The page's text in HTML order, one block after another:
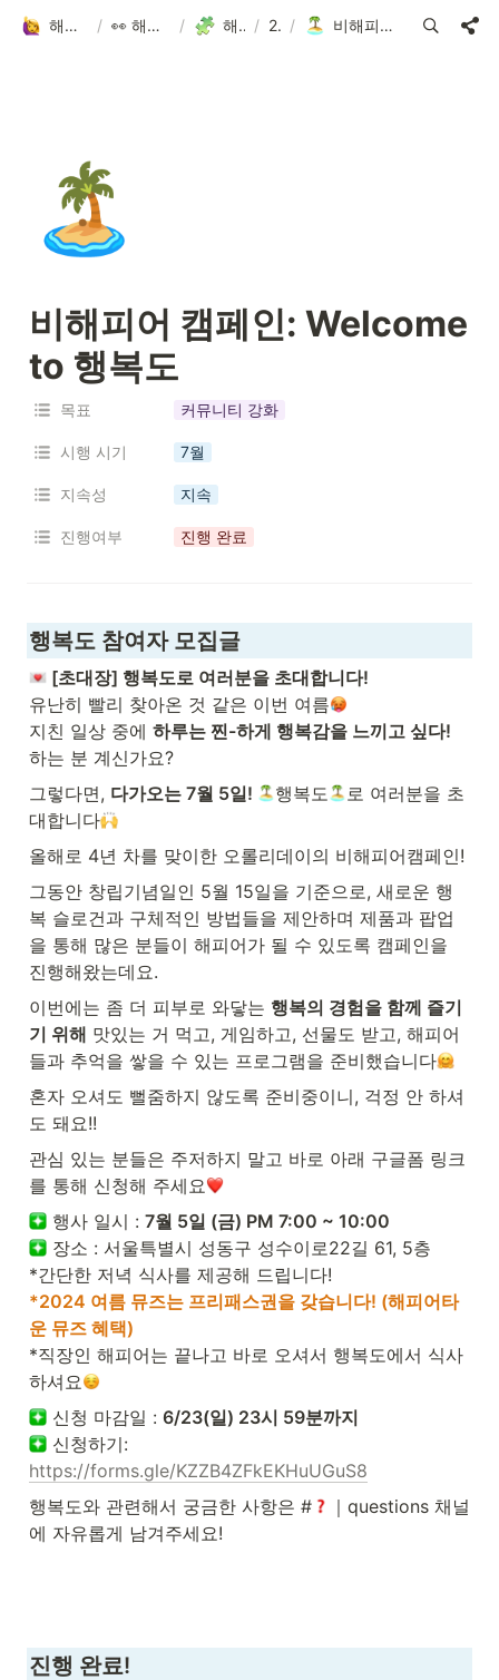
해피어타운 입주민 되고 싶은 사람?! / 👀 해피어타운 NFT에 대한 모든 것! / 해피어타운 로드맵 / 2024/ 비해피어 캠페인: Welcome to 행복도
🏝️
비해피어 캠페인: Welcome
to 행복도
목표 커뮤니티 강화
시행 시기 7월
지속성 지속
진행여부 진행 완료
행복도 참여자 모집글
[초대장] 행복도로 여러분을 초대합니다!
유난히 빨리 찾아온 것 같은 이번 여름
지친 일상 중에 하루는 찐-하게 행복감을 느끼고 싶다!
하는 분 계신가요?
그렇다면, 다가오는 7월 5일! 행복도
로 여러분을 초
대합니다
올해로 4년 차를 맞이한 오롤리데이의 비해피어캠페인!
그동안 창립기념일인 5월 15일을 기준으로, 새로운 행
복 슬로건과 구체적인 방법들을 제안하며 제품과 팝업
을 통해 많은 분들이 해피어가 될 수 있도록 캠페인을
진행해왔는데요.
이번에는 좀 더 피부로 와닿는 행복의 경험을 함께 즐기
기 위해 맛있는 거 먹고, 게임하고, 선물도 받고, 해피어
들과 추억을 쌓을 수 있는 프로그램을 준비했습니다
혼자 오셔도 뻘줌하지 않도록 준비중이니, 걱정 안 하셔
도 돼요!!
관심 있는 분들은 주저하지 말고 바로 아래 구글폼 링크
를 통해 신청해 주세요
︎ 행사 일시 : 7월 5일 (금) PM 7:00 ~ 10:00
︎ 장소 : 서울특별시 성동구 성수이로22길 61, 5층
*2024 여름 뮤즈는 프리패스권을 갖습니다! (해피어타
운 뮤즈 혜택)
*직장인 해피어는 끝나고 바로 오셔서 행복도에서 식사
하셔요
︎ 신청 마감일 : 6/23(일) 23시 59분까지
https://forms.gle/KZZB4ZFkEKHuUGuS8
행복도와 관련해서 궁금한 사항은 #
｜questions 채널
에 자유롭게 남겨주세요!
진행 완료!